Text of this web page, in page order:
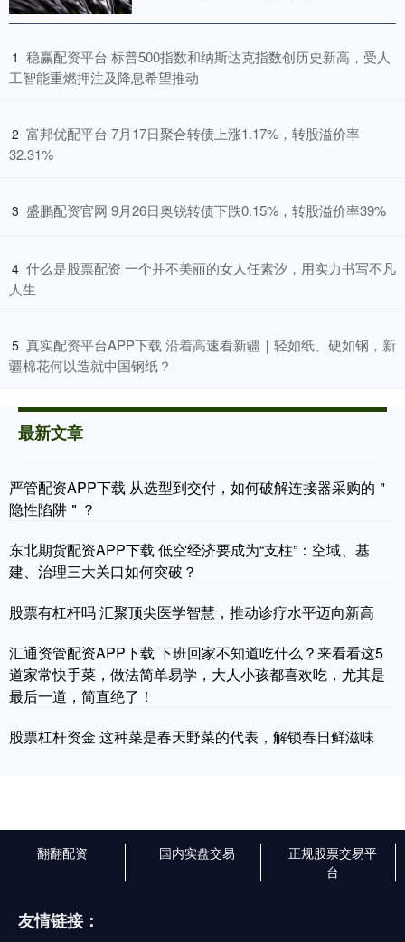
1 ​稳赢配资平台 标普500指数和纳斯达克指数创历史新高，受人
工智能重燃押注及降息希望推动
2 ​富邦优配平台 7月17日聚合转债上涨1.17%，转股溢价率
32.31%
3 ​盛鹏配资官网 9月26日奥锐转债下跌0.15%，转股溢价率39%
4 ​什么是股票配资 一个并不美丽的女人任素汐，用实力书写不凡
人生
5 ​真实配资平台APP下载 沿着高速看新疆｜轻如纸、硬如钢，新
疆棉花何以造就中国钢纸？
最新文章
严管配资APP下载 从选型到交付，如何破解连接器采购的＂
隐性陷阱＂？
东北期货配资APP下载 低空经济要成为“支柱”：空域、基
建、治理三大关口如何突破？
股票有杠杆吗 汇聚顶尖医学智慧，推动诊疗水平迈向新高
汇通资管配资APP下载 下班回家不知道吃什么？来看看这5
道家常快手菜，做法简单易学，大人小孩都喜欢吃，尤其是
最后一道，简直绝了！
股票杠杆资金 这种菜是春天野菜的代表，解锁春日鲜滋味
翻翻配资 国内实盘交易
正规股票交易平
台
友情链接：